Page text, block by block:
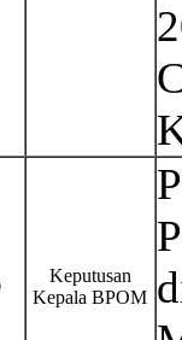
Keputusan
Kepala BPOM